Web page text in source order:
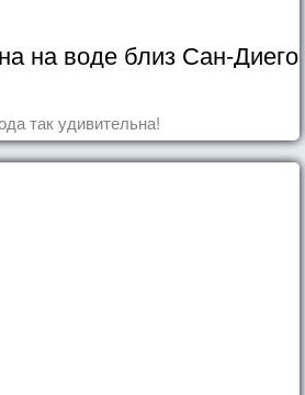
на воде близ Сан-Диего
так удивительна!